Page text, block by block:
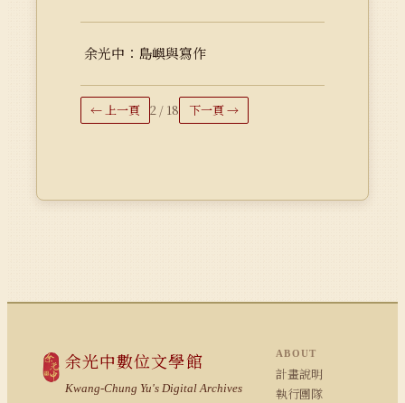
余光中：島嶼與寫作
← 上一頁 2 / 18 下一頁 →
余光中數位文學館
Kwang-Chung Yu's Digital Archives
ABOUT
計畫說明
執行團隊